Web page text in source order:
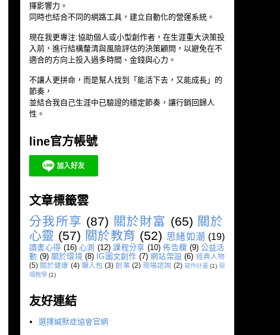
揮影響力。
同時也結合不同的網路工具，建立自動化的營運系統。
現在我更專注:協助個人或小型創作者，在生涯重大決策投
入前，進行結構釐清與風險評估的決策顧問，以避免在不
適合的方向上投入過多時間、金錢與心力。
不讓人更拼命，而是幫人找到「能活下去，又能成長」的
節奏，
並結合我自己生涯中已驗證的穩定節奏，讓行銷回歸人
性。
line官方帳號
文章標籤雲
分我所享 (87) 關於財富 (65) 關於
心靈 (57) 關於教育 (52) 思緒如潮 (19)
讀書心得 (16) 心測 (12) 課程分享 (10) 佈告欄 (9) 公益活
動 (9) 關於環境 (8) IG圖文創作 (7) 網站架設 (6) 經典人物
(5) 關於健康 (4) 懶人包 (3) 創業 (2) 現場諮詢 (2) 寫作計畫 (1) 現
場教學 (1)
友好連結
選擇緘默症協會官網